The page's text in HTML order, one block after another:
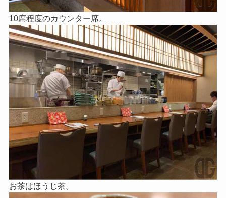
10席程度のカウンター席。
お茶はほうじ茶。